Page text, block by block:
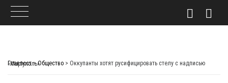
Главпост>Общество >
Оккупанты хотят русифицировать стелу с надписью «Маріуполь»